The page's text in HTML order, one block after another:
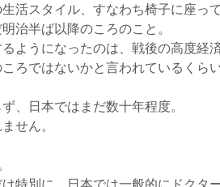
活スタイル、すなわち椅子に座っ
治半ば以降のころのこと。
ようになったのは、戦後の高度経済
ろではないかと言われているくら
、日本ではまだ数十年程度。
せん。
特別に、日本では一般的にドクタ